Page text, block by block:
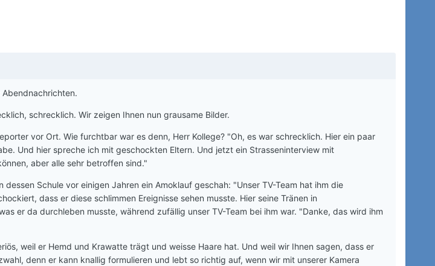
Abendnachrichten.
schrecklich. Wir zeigen Ihnen nun grausame Bilder.
vor Ort. Wie furchtbar war es denn, Herr Kollege? "Oh, es war schrecklich. Hier ein paar
Und hier spreche ich mit geschockten Eltern. Und jetzt ein Strasseninterview mit
aber alle sehr betroffen sind."
dessen Schule vor einigen Jahren ein Amoklauf geschah: "Unser TV-Team hat ihm die
dass er diese schlimmen Ereignisse sehen musste. Hier seine Tränen in
er da durchleben musste, während zufällig unser TV-Team bei ihm war. "Danke, das wird ihm
weil er Hemd und Krawatte trägt und weisse Haare hat. Und weil wir Ihnen sagen, dass er
denn er kann knallig formulieren und lebt so richtig auf, wenn wir mit unserer Kamera